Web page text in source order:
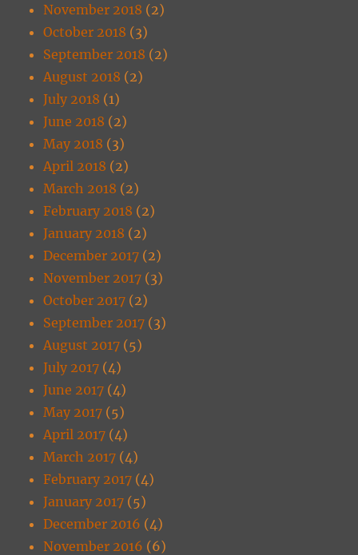
November 2018 (2)
October 2018 (3)
September 2018 (2)
August 2018 (2)
July 2018 (1)
June 2018 (2)
May 2018 (3)
April 2018 (2)
March 2018 (2)
February 2018 (2)
January 2018 (2)
December 2017 (2)
November 2017 (3)
October 2017 (2)
September 2017 (3)
August 2017 (5)
July 2017 (4)
June 2017 (4)
May 2017 (5)
April 2017 (4)
March 2017 (4)
February 2017 (4)
January 2017 (5)
December 2016 (4)
November 2016 (6)